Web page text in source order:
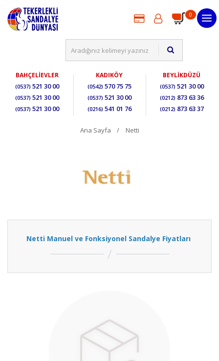
0
BAHÇELİEVLER
(0537) 521 30 00
(0537) 521 30 00
(0537) 521 30 00
KADIKÖY
(0542) 570 75 75
(0537) 521 30 00
(0216) 541 01 76
BEYLİKDÜZÜ
(0537) 521 30 00
(0212) 873 63 36
(0212) 873 63 37
Ana Sayfa Netti
Netti Manuel ve Fonksiyonel Sandalye Fiyatları